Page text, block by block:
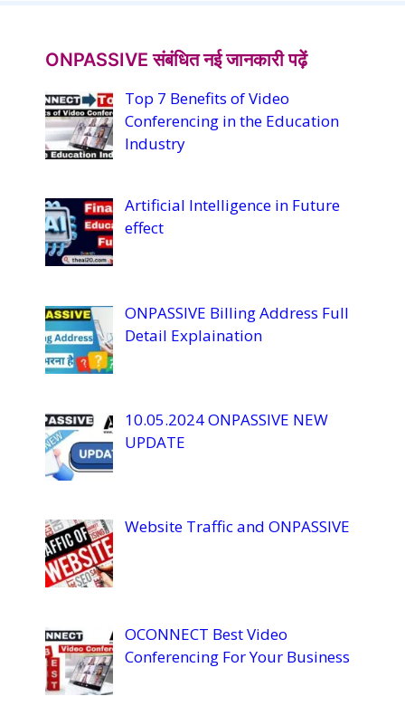
u
b
e
C
h
a
n
n
ONPASSIVE संबंधित नई जानकारी पढ़ें
Top 7 Benefits of Video
Conferencing in the Education
Industry
Artificial Intelligence in Future
effect
ONPASSIVE Billing Address Full
Detail Explaination
10.05.2024 ONPASSIVE NEW
UPDATE
Website Traffic and ONPASSIVE
OCONNECT Best Video
Conferencing For Your Business